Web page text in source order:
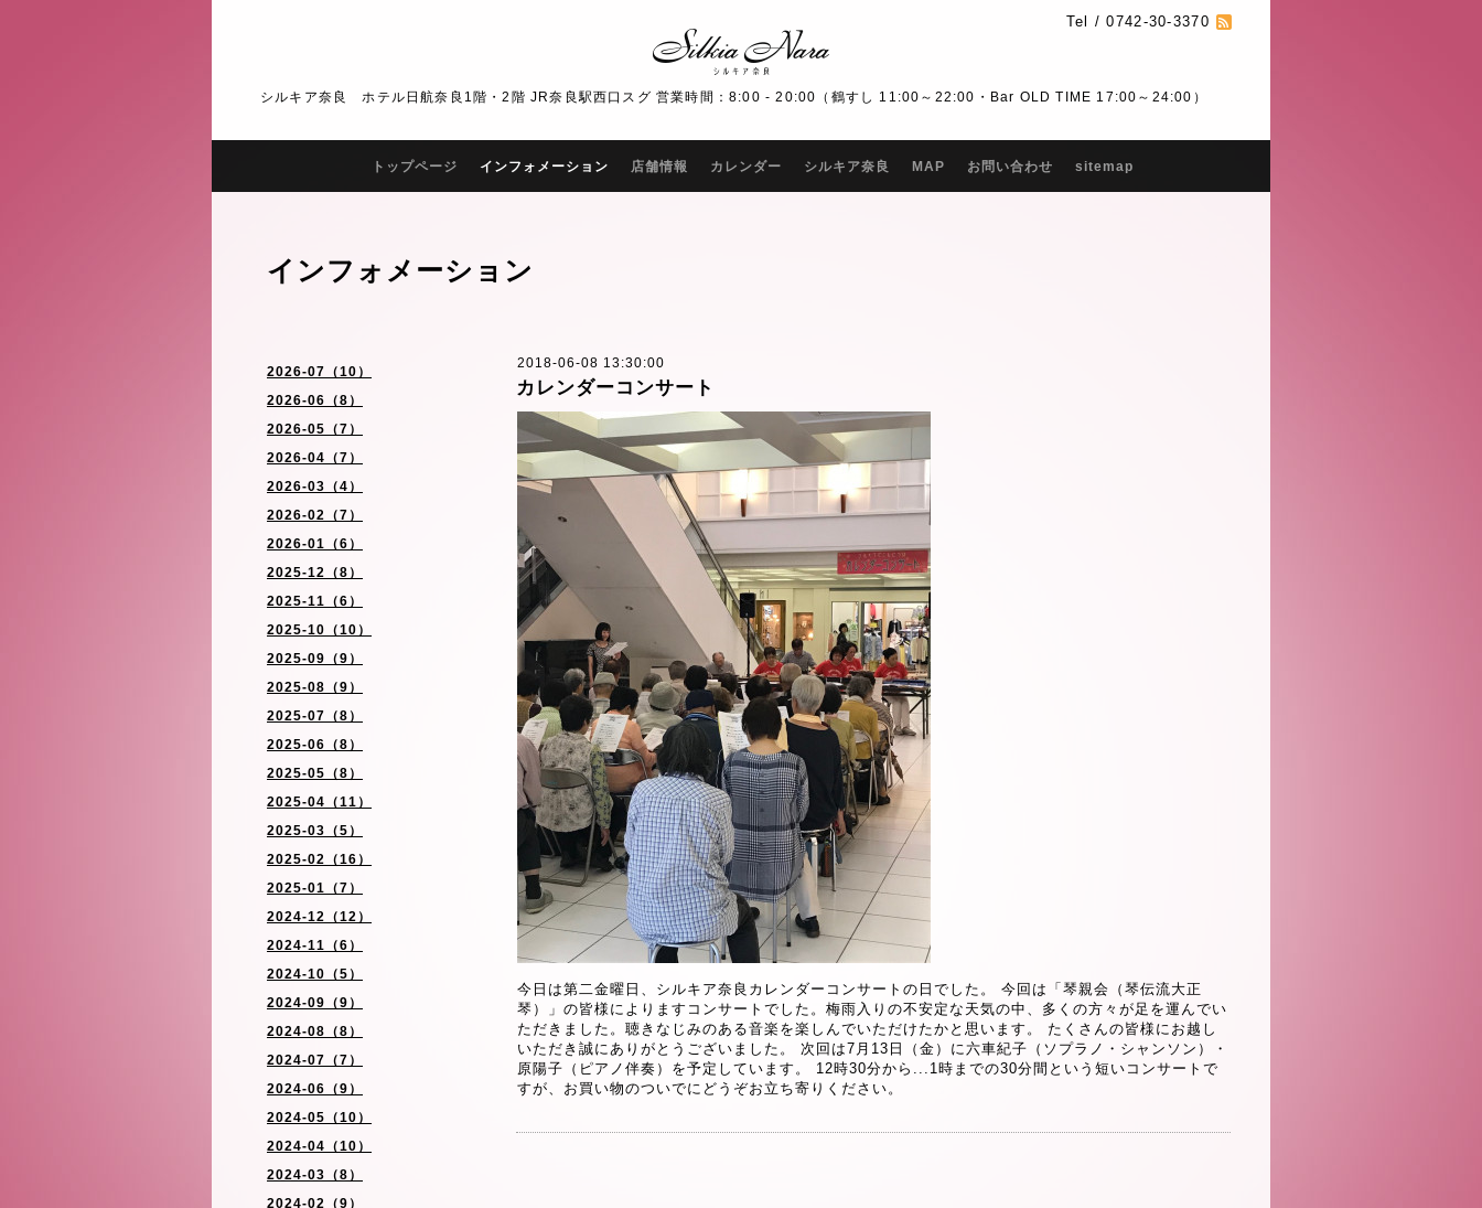
Tel / 0742-30-3370
シルキア奈良 ホテル日航奈良1階・2階 JR奈良駅西口スグ 営業時間：8:00 - 20:00（鶴すし 11:00～22:00・Bar OLD TIME 17:00～24:00）
トップページ インフォメーション 店舗情報 カレンダー シルキア奈良 MAP お問い合わせ sitemap
2026-07（10）
2026-06（8）
2026-05（7）
2026-04（7）
2026-03（4）
2026-02（7）
2026-01（6）
2025-12（8）
2025-11（6）
2025-10（10）
2025-09（9）
2025-08（9）
2025-07（8）
2025-06（8）
2025-05（8）
2025-04（11）
2025-03（5）
2025-02（16）
2025-01（7）
2024-12（12）
2024-11（6）
2024-10（5）
2024-09（9）
2024-08（8）
2024-07（7）
2024-06（9）
2024-05（10）
2024-04（10）
2024-03（8）
2024-02（9）
インフォメーション
2018-06-08 13:30:00
カレンダーコンサート
今日は第二金曜日、シルキア奈良カレンダーコンサートの日でした。 今回は「琴親会（琴伝流大正
琴）」の皆様によりますコンサートでした。梅雨入りの不安定な天気の中、多くの方々が足を運んでい
ただきました。聴きなじみのある音楽を楽しんでいただけたかと思います。 たくさんの皆様にお越し
いただき誠にありがとうございました。 次回は7月13日（金）に六車紀子（ソプラノ・シャンソン）・
原陽子（ピアノ伴奏）を予定しています。 12時30分から...1時までの30分間という短いコンサートで
すが、お買い物のついでにどうぞお立ち寄りください。